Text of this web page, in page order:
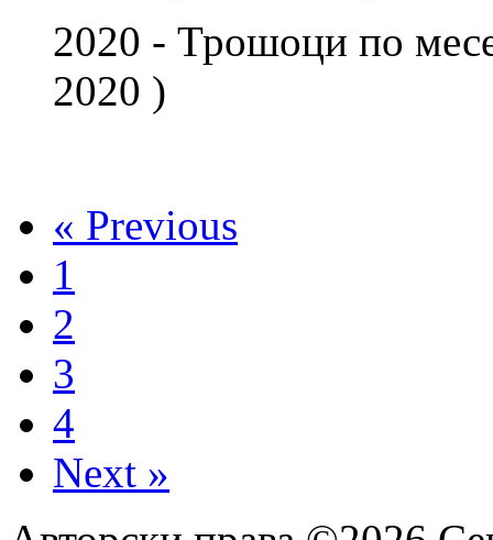
2020 - Трошоци по
2020 )
« Previous
1
2
3
4
Next »